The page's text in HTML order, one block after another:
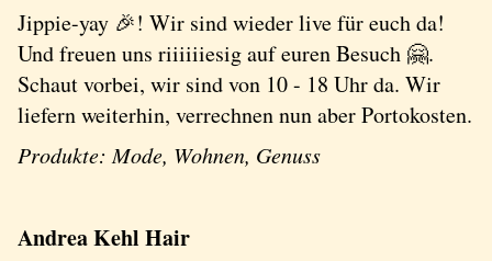
Jippie-yay 🎉! Wir sind wieder live für euch da!
Und freuen uns riiiiiiesig auf euren Besuch 🤗.
Schaut vorbei, wir sind von 10 - 18 Uhr da. Wir
liefern weiterhin, verrechnen nun aber Portokosten.
Produkte: Mode, Wohnen, Genuss
Andrea Kehl Hair